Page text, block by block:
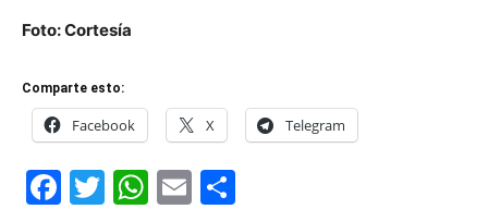
Foto: Cortesía
Comparte esto:
Facebook X Telegram
Facebook
Twitter
WhatsApp
Email